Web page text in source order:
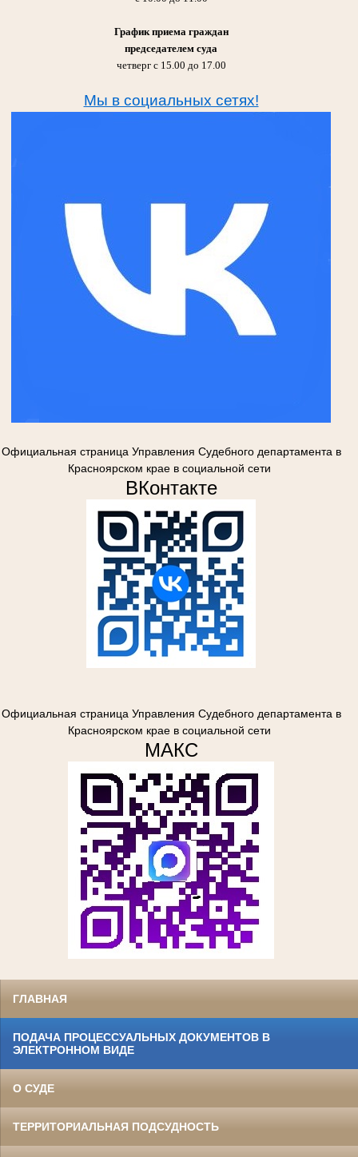
График приема граждан
председателем суда
четверг с 15.00 до 17.00
Мы в социальных сетях!
Официальная страница Управления Судебного департамента в
Красноярском крае в социальной сети
ВКонтакте
Официальная страница Управления Судебного департамента в
Красноярском крае в социальной сети
МАКС
ГЛАВНАЯ
ПОДАЧА ПРОЦЕССУАЛЬНЫХ ДОКУМЕНТОВ В
ЭЛЕКТРОННОМ ВИДЕ
О СУДЕ
ТЕРРИТОРИАЛЬНАЯ ПОДСУДНОСТЬ